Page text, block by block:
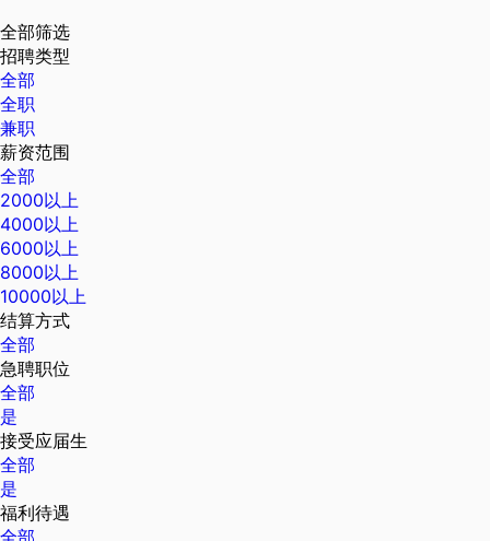
全部筛选
招聘类型
全部
全职
兼职
薪资范围
全部
2000以上
4000以上
6000以上
8000以上
10000以上
结算方式
全部
急聘职位
全部
是
接受应届生
全部
是
福利待遇
全部